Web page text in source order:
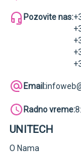
Pozovite nas:
Email:
Radno vreme:
UNITECH
O Nama